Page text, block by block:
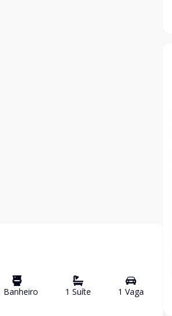
Banheiro 1 Suíte 1 Vaga